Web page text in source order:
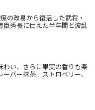
の改易から復活した武将・
臣秀長に仕えた半年間と波乱
わい、さらに果実の香りも楽
ーバー抹茶」ストロベリー、